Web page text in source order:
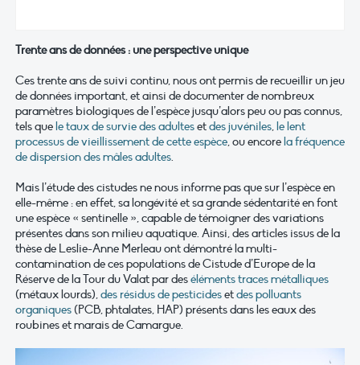
Trente ans de données : une perspective unique
Ces trente ans de suivi continu, nous ont permis de recueillir un jeu
de données important, et ainsi de documenter de nombreux
paramètres biologiques de l’espèce jusqu’alors peu ou pas connus,
tels que le taux de survie des adultesetdes juvéniles, le lent
processus de vieillissement de cette espèce, ou encore la fréquence
de dispersion des mâles adultes.
Mais l’étude des cistudes ne nous informe pas que sur l’espèce en
elle-même : en effet, sa longévité et sa grande sédentarité en font
une espèce « sentinelle », capable de témoigner des variations
présentes dans son milieu aquatique. Ainsi, des articles issus de la
thèse de Leslie-Anne Merleau ont démontré la multi-
contamination de ces populations de Cistude d’Europe de la
Réserve de la Tour du Valat par deséléments traces métalliques
(métaux lourds),des résidus de pesticidesetdes polluants
organiques(PCB, phtalates, HAP) présents dans les eaux des
roubines et marais de Camargue.